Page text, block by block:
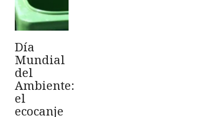
Día
Mundial
del
Ambiente:
el
ecocanje